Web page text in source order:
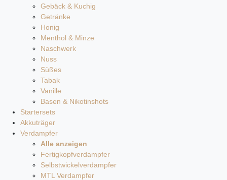
Gebäck & Kuchig
Getränke
Honig
Menthol & Minze
Naschwerk
Nuss
Süßes
Tabak
Vanille
Basen & Nikotinshots
Startersets
Akkuträger
Verdampfer
Alle anzeigen
Fertigkopfverdampfer
Selbstwickelverdampfer
MTL Verdampfer